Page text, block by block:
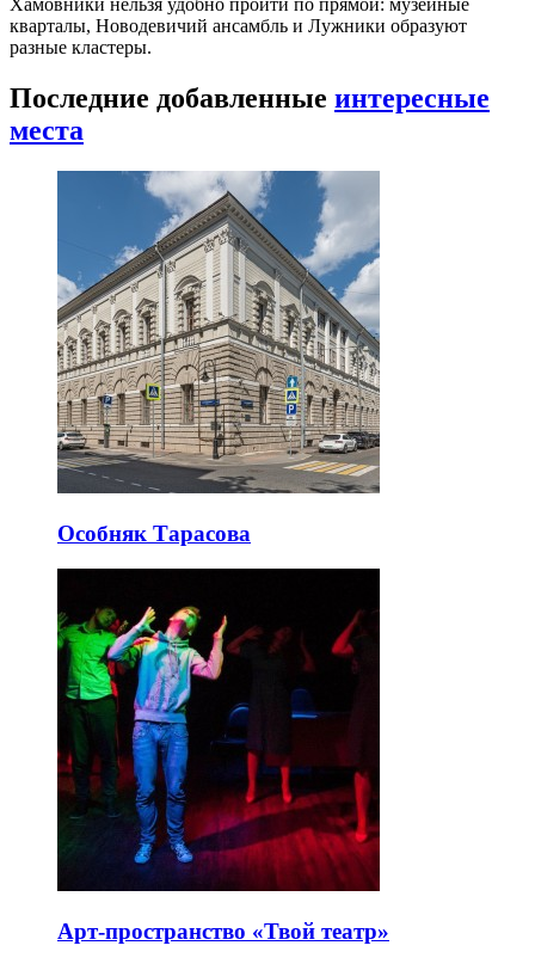
Хамовники нельзя удобно пройти по прямой: музейные
кварталы, Новодевичий ансамбль и Лужники образуют
разные кластеры.
Последние добавленные интересные
места
Особняк Тарасова
Арт-пространство «Твой театр»